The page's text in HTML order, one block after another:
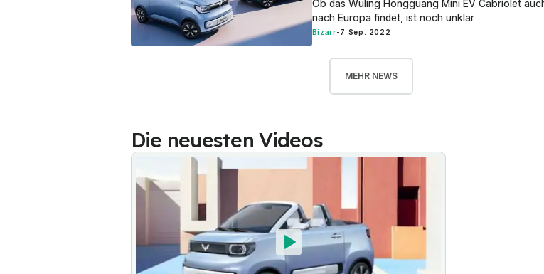
Ob das Wuling Hongguang Mini EV Cabriolet
nach Europa findet, ist noch unklar
Bizarr-7 Sep. 2022
MEHR NEWS
Die neuesten Videos